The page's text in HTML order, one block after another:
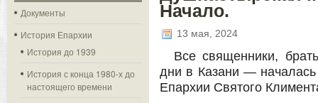
Документы
История Епархии
История до 1939
История с конца 1980-х до
настоящего времени
Начало.
13 мая, 2024
Все священники,
дни в Казани —
Епархии Святого